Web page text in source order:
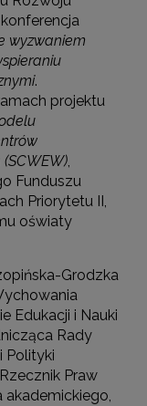
wyzwaniem
.
projektu
,
Funduszu
Priorytetu II,
oświaty
Grodzka
Edukacji i Nauki
Rady
Polityki
Praw
akademickiego,